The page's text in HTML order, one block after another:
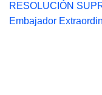
RESOLUCIÓN
Embajador